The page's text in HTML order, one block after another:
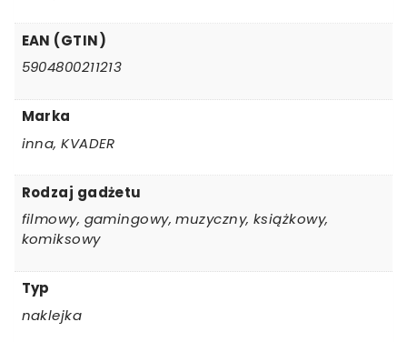
EAN (GTIN)
5904800211213
Marka
inna, KVADER
Rodzaj gadżetu
filmowy, gamingowy, muzyczny, książkowy,
komiksowy
Typ
naklejka